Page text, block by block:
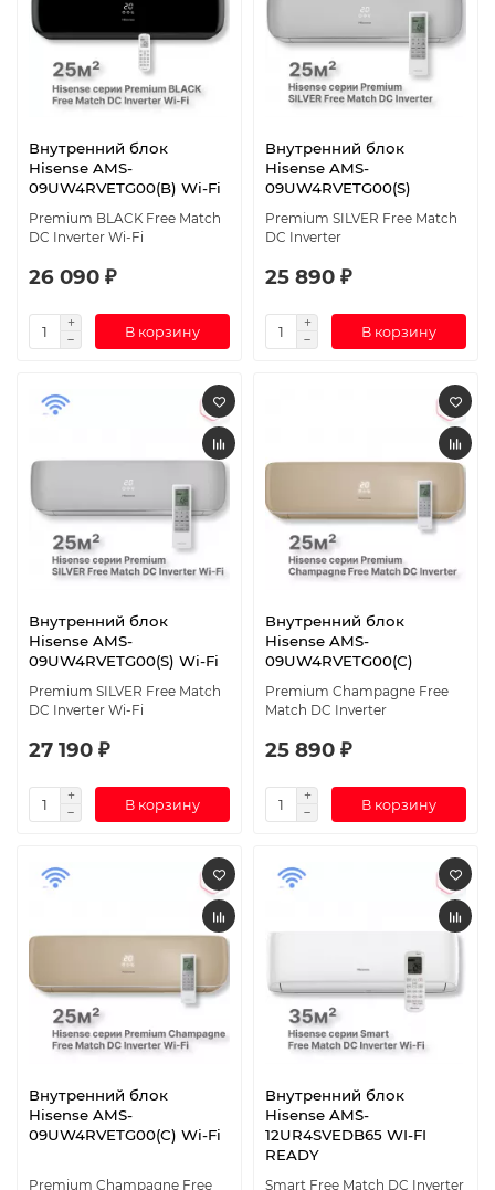
Внутренний блок
Hisense AMS-
09UW4RVETG00(B) Wi-Fi
Premium BLACK Free Match
DC Inverter Wi-Fi
26 090 ₽
В корзину
Внутренний блок
Hisense AMS-
09UW4RVETG00(S)
Premium SILVER Free Match
DC Inverter
25 890 ₽
В корзину
Внутренний блок
Hisense AMS-
09UW4RVETG00(S) Wi-Fi
Premium SILVER Free Match
DC Inverter Wi-Fi
27 190 ₽
В корзину
Внутренний блок
Hisense AMS-
09UW4RVETG00(С)
Premium Champagne Free
Match DC Inverter
25 890 ₽
В корзину
Внутренний блок
Hisense AMS-
09UW4RVETG00(С) Wi-Fi
Premium Champagne Free
Внутренний блок
Hisense AMS-
12UR4SVEDB65 WI-FI
READY
Smart Free Match DC Inverter